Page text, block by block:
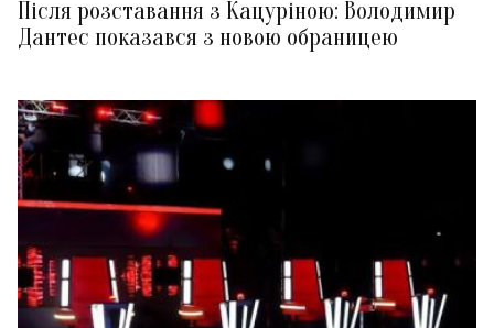
Після розставання з Кацуріною: Володимир
Дантес показався з новою обраницею